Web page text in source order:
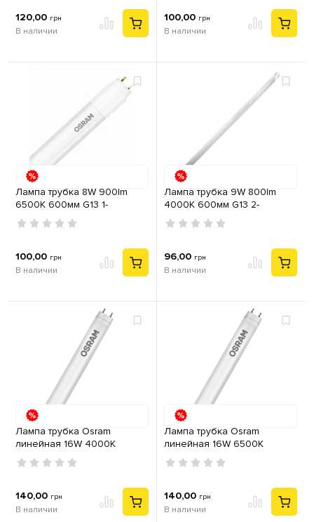
120,00 грн
В наличии
100,00 грн
В наличии
Лампа трубка 8W 900lm
6500K 600мм G13 1-
стороннее подключение
OSRAM
100,00 грн
В наличии
Лампа трубка 9W 800lm
4000К 600мм G13 2-
стороннее подключение
OSRAМ
96,00 грн
В наличии
Лампа трубка Osram
линейная 16W 4000К
1800lm 1200мм G13 ST8E-
1.2M 220V 1-сторона
140,00 грн
В наличии
Лампа трубка Osram
линейная 16W 6500К
1800lm 1200мм G13 ST8E-
1.2M 220V 25X1 1-сторона
140,00 грн
В наличии